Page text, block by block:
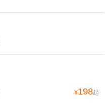
¥198起